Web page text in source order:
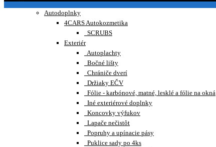
Autodoplnky
4CARS Autokozmetika
SCRUBS
Exteriér
Autoplachty
Bočné lišty
Chrániče dverí
Držiaky EČV
Fólie - karbónové, matné, lesklé a fólie na okná
Iné exteriérové doplnky
Koncovky výfukov
Lapače nečistôt
Popruhy a upínacie pásy
Puklice sady po 4ks